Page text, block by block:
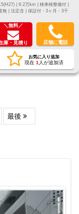
2015(H27) | 9.2万km |
検車検整備付 |
無 | 法定含 | 保証付・3ヶ月・3千
＼無料／
庫・見積り 店舗に電話
お気に入り追加
現在 1 人が追加済
最後